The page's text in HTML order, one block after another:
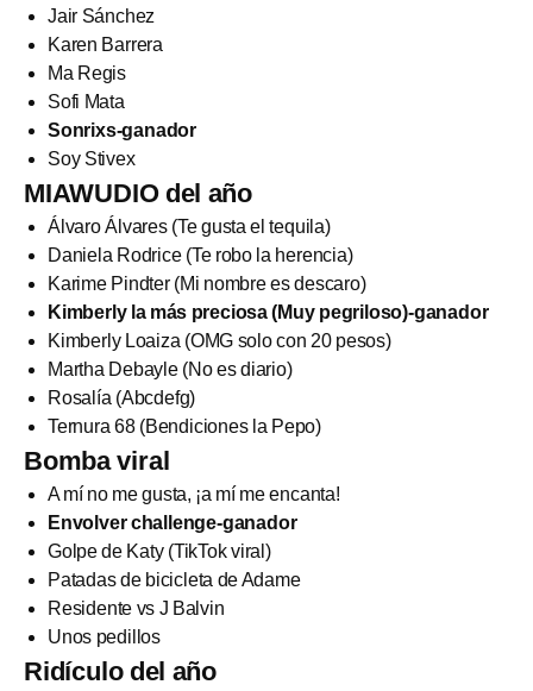
Jair Sánchez
Karen Barrera
Ma Regis
Sofi Mata
Sonrixs-ganador
Soy Stivex
MIAWUDIO del año
Álvaro Álvares (Te gusta el tequila)
Daniela Rodrice (Te robo la herencia)
Karime Pindter (Mi nombre es descaro)
Kimberly la más preciosa (Muy pegriloso)-ganador
Kimberly Loaiza (OMG solo con 20 pesos)
Martha Debayle (No es diario)
Rosalía (Abcdefg)
Ternura 68 (Bendiciones la Pepo)
Bomba viral
A mí no me gusta, ¡a mí me encanta!
Envolver challenge-ganador
Golpe de Katy (TikTok viral)
Patadas de bicicleta de Adame
Residente vs J Balvin
Unos pedillos
Ridículo del año